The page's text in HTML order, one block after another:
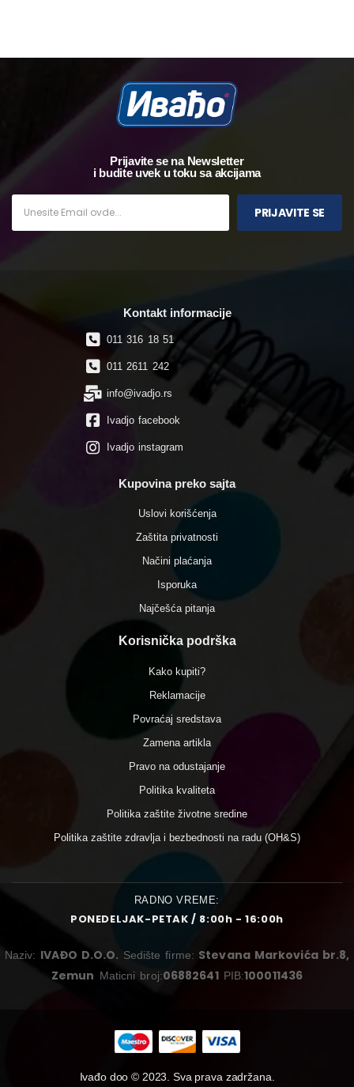
Prijavite se na Newsletter
i budite uvek u toku sa akcijama
PRIJAVITE SE
Kontakt informacije
011 316 18 51
011 2611 242
info@ivadjo.rs
Ivadjo facebook
Ivadjo instagram
Kupovina preko sajta
Uslovi korišćenja
Zaštita privatnosti
Načini plaćanja
Isporuka
Najčešća pitanja
Korisnička podrška
Kako kupiti?
Reklamacije
Povraćaj sredstava
Zamena artikla
Pravo na odustajanje
Politika kvaliteta
Politika zaštite životne sredine
Politika zaštite zdravlja i bezbednosti na radu (OH&S)
RADNO VREME:
PONEDELJAK-PETAK / 8:00h - 16:00h
Naziv: IVAĐO D.O.O. Sedište firme: Stevana Markovića br.8,
Zemun Maticni broj:06882641PIB:100011436
Ivađo doo © 2023. Sva prava zadržana.